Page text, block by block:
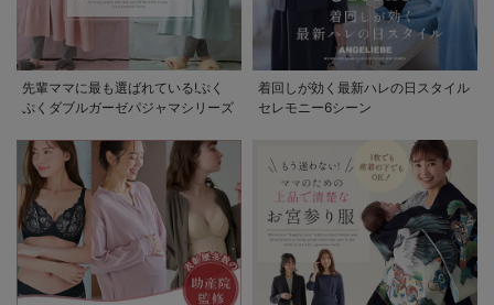
先輩ママに最も選ばれている!ぷく
ぷくダブルガーゼパジャマシリーズ
着回しが効く最新ハレの日スタイル
セレモニー6シーン